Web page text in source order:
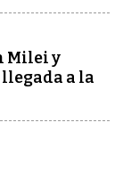
Milei y
a la